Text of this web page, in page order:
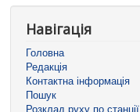
Навігація
Головна
Редакція
Контактна інформація
Пошук
Розклад руху по станції